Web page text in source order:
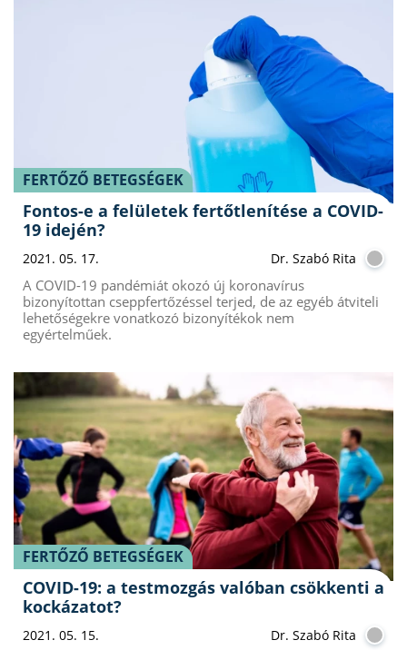
FERTŐZŐ BETEGSÉGEK
Fontos-e a felületek fertőtlenítése a COVID-
19 idején?
2021. 05. 17. Dr. Szabó Rita
A COVID-19 pandémiát okozó új koronavírus
bizonyítottan cseppfertőzéssel terjed, de az egyéb átviteli
lehetőségekre vonatkozó bizonyítékok nem
egyértelműek.
FERTŐZŐ BETEGSÉGEK
COVID-19: a testmozgás valóban csökkenti a
kockázatot?
2021. 05. 15. Dr. Szabó Rita